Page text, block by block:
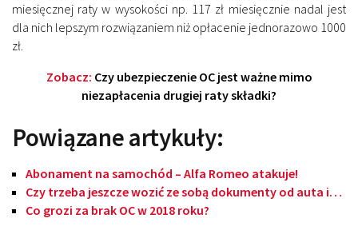
miesięcznej raty w wysokości np. 117 zł miesięcznie nadal jest
dla nich lepszym rozwiązaniem niż opłacenie jednorazowo 1000
zł.
Zobacz: Czy ubezpieczenie OC jest ważne mimo
niezapłacenia drugiej raty składki?
Powiązane artykuły:
Abonament na samochód – Alfa Romeo atakuje!
Czy trzeba jeszcze wozić ze sobą dokumenty od auta i…
Co grozi za brak OC w 2018 roku?